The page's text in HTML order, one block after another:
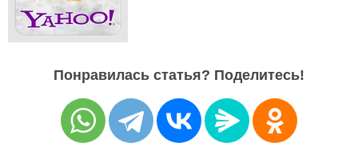
Понравилась статья? Поделитесь!